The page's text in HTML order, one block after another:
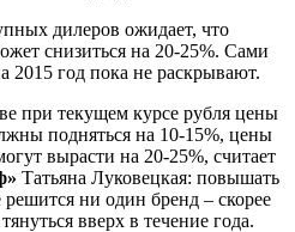
дилеров ожидает, что
снизиться на 20-25%. Сами
2015 год пока не раскрывают.
при текущем курсе рубля цены
подняться на 10-15%, цены
вырасти на 20-25%, считает
Татьяна Луковецкая: повышать
ни один бренд – скорее
вверх в течение года.